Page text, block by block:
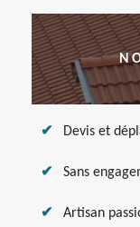
Devis et
Sans
Artisan